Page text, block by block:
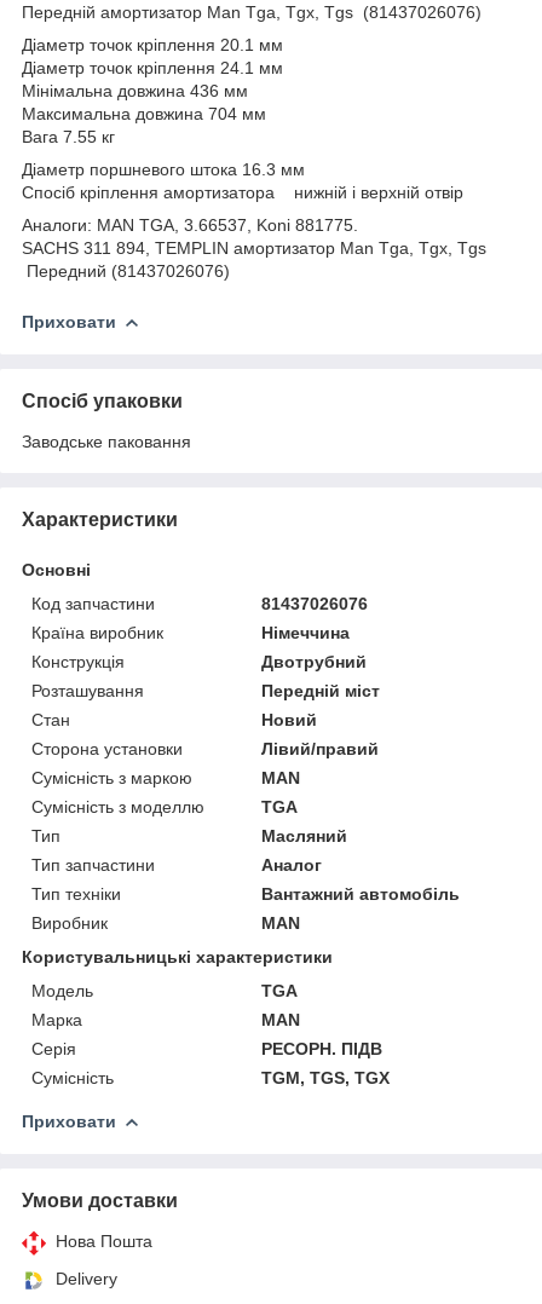
Передній амортизатор Man Tga, Tgx, Tgs (81437026076)
Діаметр точок кріплення 20.1 мм
Діаметр точок кріплення 24.1 мм
Мінімальна довжина 436 мм
Максимальна довжина 704 мм
Вага 7.55 кг
Діаметр поршневого штока 16.3 мм
Спосіб кріплення амортизатора нижній і верхній отвір
Аналоги: MAN TGA, 3.66537, Koni 881775.
SACHS 311 894, TEMPLIN амортизатор Man Tga, Tgx, Tgs
Передний (81437026076)
Приховати
Спосіб упаковки
Заводське паковання
Характеристики
Основні
Код запчастини
81437026076
Країна виробник
Німеччина
Конструкція
Двотрубний
Розташування
Передній міст
Стан
Новий
Сторона установки
Лівий/правий
Сумісність з маркою
MAN
Сумісність з моделлю
TGA
Тип
Масляний
Тип запчастини
Аналог
Тип техніки
Вантажний автомобіль
Виробник
MAN
Користувальницькі характеристики
Мoдель
TGA
Марка
MAN
Серія
РЕСОРН. ПІДВ
Сумісність
TGM, TGS, TGX
Приховати
Умови доставки
Нова Пошта
Delivery